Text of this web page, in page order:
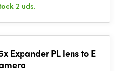
2 uds.
Expander PL lens to E